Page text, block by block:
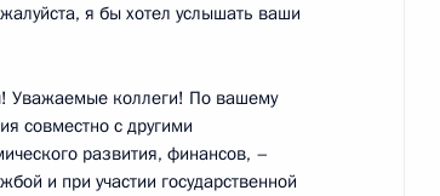
я бы хотел услышать ваши
Уважаемые коллеги! По вашему
совместно с другими
развития, финансов, –
и при участии государственной